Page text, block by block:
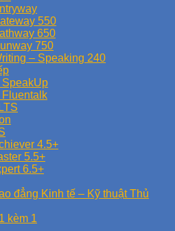
550
650
750
– Speaking 240
4.5+
5.5+
6.5+
đẳng Kinh tế – Kỹ thuật Thủ
kèm 1